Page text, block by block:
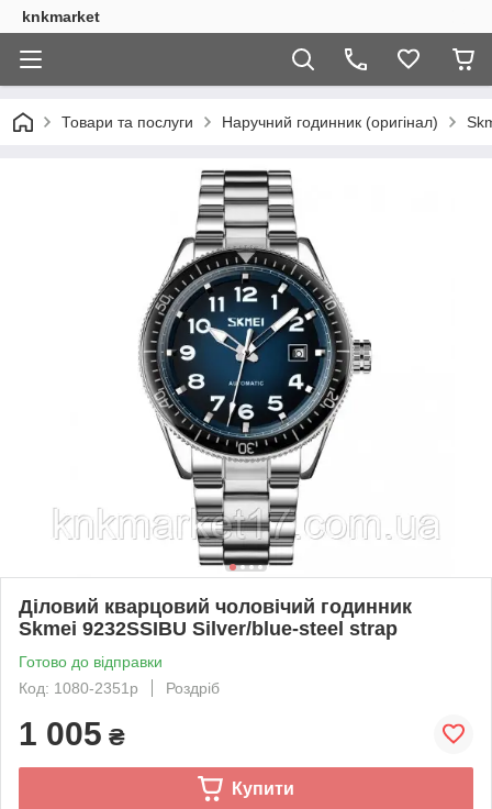
knkmarket
Товари та послуги Наручний годинник (оригінал)
Діловий кварцовий чоловічий годинник
Skmei 9232SSIBU Silver/blue-steel strap
Готово до відправки
Код: 1080-2351р
Роздріб
1 005 ₴
Купити